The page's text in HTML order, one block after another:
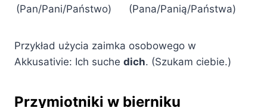
(Pan/Pani/Państwo)
(Pana/Panią/Państwa)
Przykład użycia zaimka osobowego w
Akkusativie: Ich suche dich. (Szukam ciebie.)
Przymiotniki w bierniku